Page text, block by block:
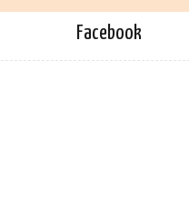
Facebook